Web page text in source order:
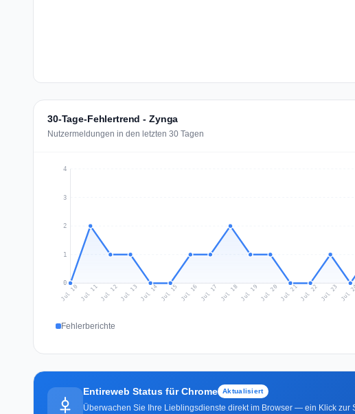
30-Tage-Fehlertrend - Zynga
Nutzermeldungen in den letzten 30 Tagen
0
1
2
3
4
Jul 10 Jul 11Jul 12Jul 13 Jul 14 Jul 15 Jul 16 Jul 17 Jul 18Jul 19 Jul 20 Jul 21Jul 22 Jul 23 Jul
Fehlerberichte
Entireweb Status für Chrome Aktualisiert
Überwachen Sie Ihre Lieblingsdienste direkt im Browser — ein Klick zur